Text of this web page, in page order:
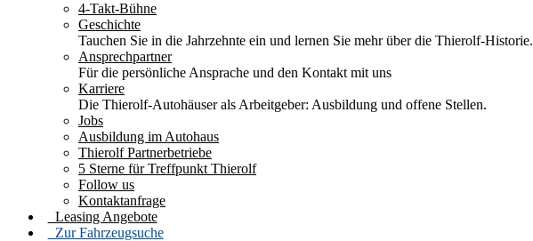
4-Takt-Bühne
Geschichte
Tauchen Sie in die Jahrzehnte ein und lernen Sie mehr über die Thierolf-Historie.
Ansprechpartner
Für die persönliche Ansprache und den Kontakt mit uns
Karriere
Die Thierolf-Autohäuser als Arbeitgeber: Ausbildung und offene Stellen.
Jobs
Ausbildung im Autohaus
Thierolf Partnerbetriebe
5 Sterne für Treffpunkt Thierolf
Follow us
Kontaktanfrage
Leasing Angebote
Zur Fahrzeugsuche